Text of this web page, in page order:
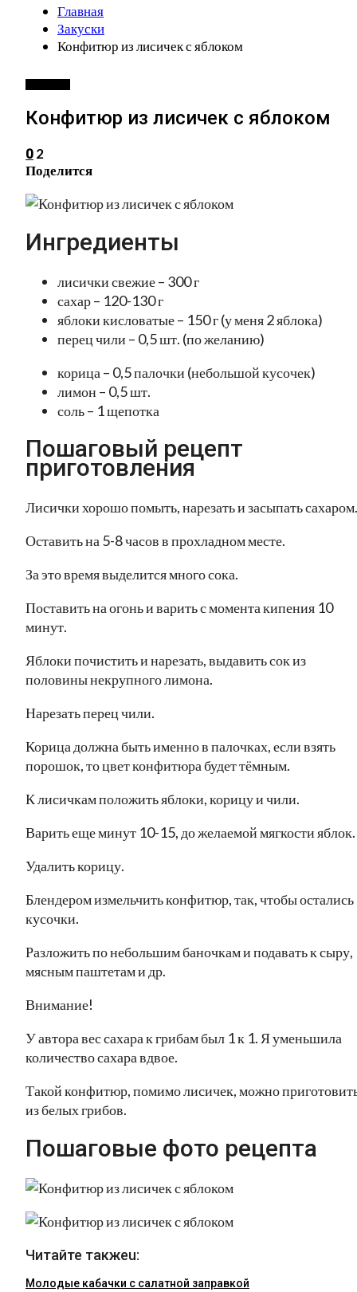
Главная
Закуски
Конфитюр из лисичек с яблоком
Конфитюр из лисичек с яблоком
0 2
Поделится
Ингредиенты
лисички свежие – 300 г
сахар – 120-130 г
яблоки кисловатые – 150 г (у меня 2 яблока)
перец чили – 0,5 шт. (по желанию)
корица – 0,5 палочки (небольшой кусочек)
лимон – 0,5 шт.
соль – 1 щепотка
Пошаговый рецепт
приготовления
Лисички хорошо помыть, нарезать и засыпать сахаром.
Оставить на 5-8 часов в прохладном месте.
За это время выделится много сока.
Поставить на огонь и варить с момента кипения 10
минут.
Яблоки почистить и нарезать, выдавить сок из
половины некрупного лимона.
Нарезать перец чили.
Корица должна быть именно в палочках, если взять
порошок, то цвет конфитюра будет тёмным.
К лисичкам положить яблоки, корицу и чили.
Варить еще минут 10-15, до желаемой мягкости яблок.
Удалить корицу.
Блендером измельчить конфитюр, так, чтобы остались
кусочки.
Разложить по небольшим баночкам и подавать к сыру,
мясным паштетам и др.
Внимание!
У автора вес сахара к грибам был 1 к 1. Я уменьшила
количество сахара вдвое.
Такой конфитюр, помимо лисичек, можно
из белых грибов.
Пошаговые фото рецепта
Читайте такжеu:
Молодые кабачки с салатной заправкой